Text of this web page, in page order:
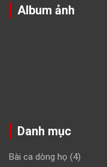
Album ảnh
Danh mục
Bài ca dòng họ (4)